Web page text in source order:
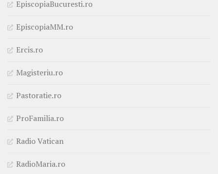
EpiscopiaBucuresti.ro
EpiscopiaMM.ro
Ercis.ro
Magisteriu.ro
Pastoratie.ro
ProFamilia.ro
Radio Vatican
RadioMaria.ro